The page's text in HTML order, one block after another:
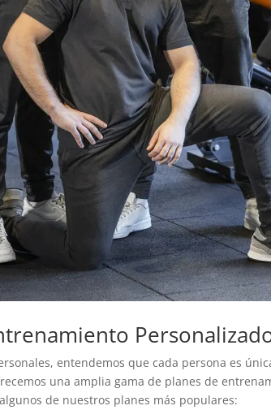
entendemos que cada persona es
una amplia gama de planes de
de nuestros planes más populares: